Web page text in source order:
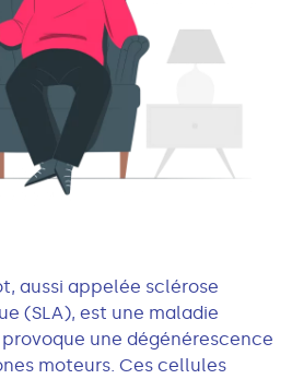
aussi appelée sclérose
(SLA), est une maladie
une dégénérescence
moteurs. Ces cellules